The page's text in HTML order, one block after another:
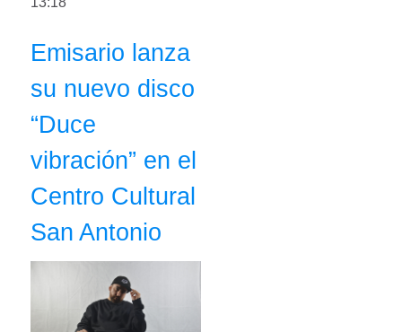
Emisario lanza
su nuevo disco
“Duce
vibración” en el
Centro Cultural
San Antonio